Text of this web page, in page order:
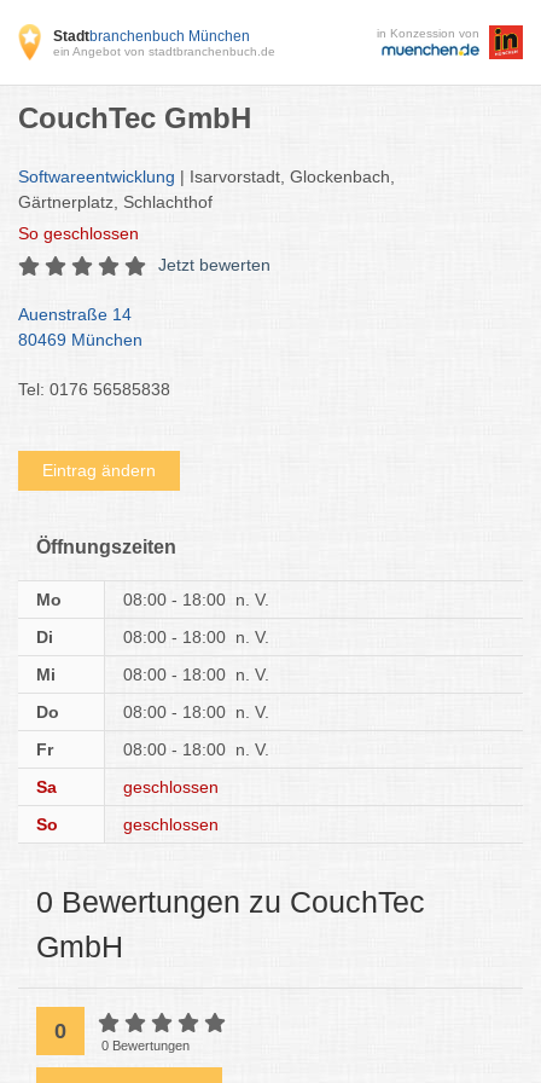
Stadtbranchenbuch München
ein Angebot von stadtbranchenbuch.de
in Konzession von
CouchTec GmbH
Softwareentwicklung | Isarvorstadt, Glockenbach,
Gärtnerplatz, Schlachthof
So geschlossen
Jetzt bewerten
Auenstraße 14
80469 München
Tel: 0176 56585838
Eintrag ändern
Öffnungszeiten
Mo 08:00 - 18:00 n. V.
Di
08:00 - 18:00 n. V.
Mi
08:00 - 18:00 n. V.
Do
08:00 - 18:00 n. V.
Fr
08:00 - 18:00 n. V.
Sa
geschlossen
So
geschlossen
0 Bewertungen zu CouchTec
GmbH
0
0 Bewertungen